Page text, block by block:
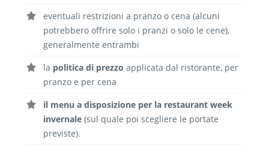
eventuali restrizioni a pranzo o cena (alcuni
potrebbero offrire solo i pranzi o solo le cene),
generalmente entrambi
la politica di prezzo applicata dal ristorante, per
pranzo e per cena
il menu a disposizione per la restaurant week
invernale (sul quale poi scegliere le portate
previste).